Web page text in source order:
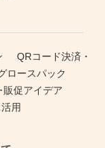
QRコード決済・
ロースパック
販促アイデア
用